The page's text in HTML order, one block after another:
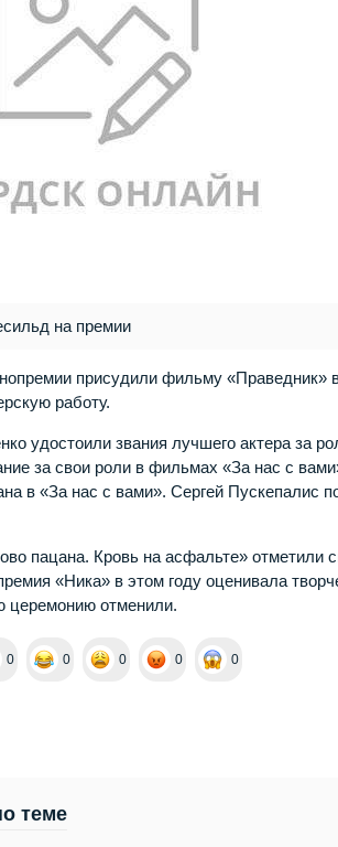
на премии
присудили фильму
работу.
удостоили звания лучшего актера за
за свои роли в фильмах «За нас с
в «За нас с вами». Сергей Пускепалис
пацана. Кровь на асфальте» отметили
«Ника» в этом году оценивала
церемонию отменили.
0 0 0 0 0
теме